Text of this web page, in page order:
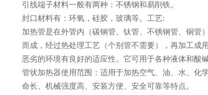
引线端子材料一般有两种：不锈钢和易削铁。
封口材料有：环氧，硅胶，玻璃等。 工艺:
加热管是在外管内（碳钢管、钛管、不锈钢管、铜管
而成，经过热处理工艺（个别管不需要），再加工成
恶劣的环境有良好的适应性。它可用于各种液体和酸
管状加热器使用范围：适用于加热空气、油、水、化
命长、机械强度高、安装方便、安全可靠等特点。